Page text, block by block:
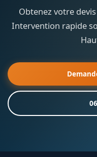
Obtenez votre
Intervention rapide